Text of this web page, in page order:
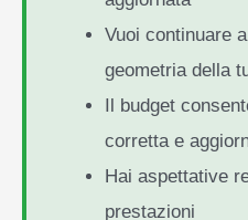
Vuoi continuare
geometria della
Il budget
corretta e
Hai aspettative
prestazioni